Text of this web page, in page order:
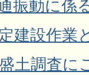
振動に係
建設作業
土調査に